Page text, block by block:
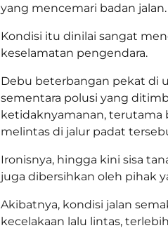
yang mencemari badan jalan.
Kondisi itu dinilai sangat
keselamatan pengendara.
Debu beterbangan pekat di
sementara polusi yang
ketidaknyamanan, terutama
melintas di jalur padat
Ironisnya, hingga kini sisa
juga dibersihkan oleh pihak
Akibatnya, kondisi jalan
kecelakaan lalu lintas,